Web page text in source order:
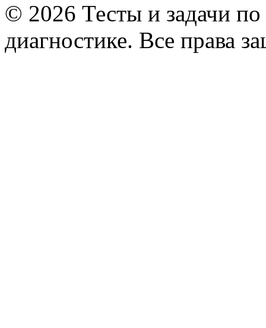
© 2026 Тесты и задачи
диагностике. Все права